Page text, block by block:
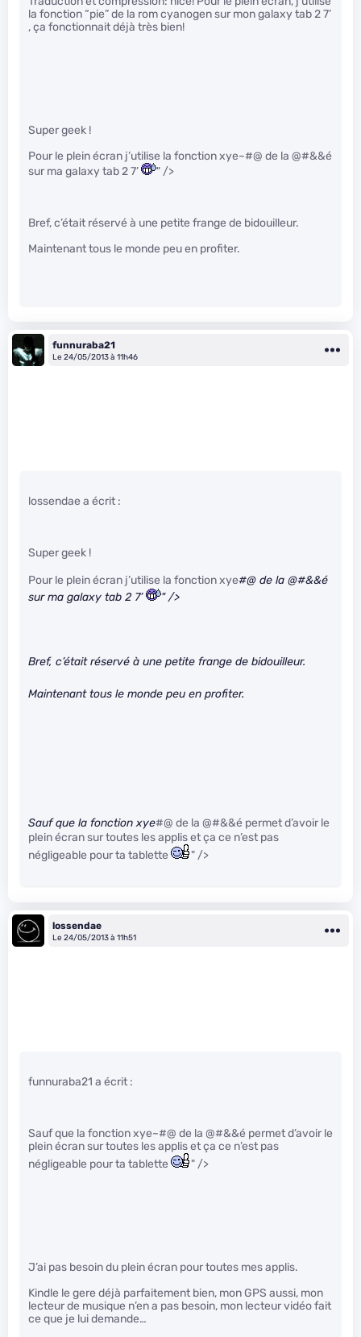
la fonction “pie” de la rom cyanogen sur mon galaxy tab 2 7’
, ça fonctionnait déjà très bien!
Super geek !
Pour le plein écran j’utilise la fonction xye~#@ de la @#&&é
sur ma galaxy tab 2 7’
" />
Bref, c’était réservé à une petite frange de bidouilleur.
Maintenant tous le monde peu en profiter.
funnuraba21
Le 24/05/2013 à 11h46
lossendae a écrit :
Super geek !
Pour le plein écran j’utilise la fonction xye#@ de la @#&&é
sur ma galaxy tab 2 7’
" />
Bref, c’était réservé à une petite frange de bidouilleur.
Maintenant tous le monde peu en profiter.
Sauf que la fonction xye#@ de la @#&&é permet d’avoir le
plein écran sur toutes les applis et ça ce n’est pas
négligeable pour ta tablette
" />
lossendae
Le 24/05/2013 à 11h51
funnuraba21 a écrit :
Sauf que la fonction xye~#@ de la @#&&é permet d’avoir le
plein écran sur toutes les applis et ça ce n’est pas
négligeable pour ta tablette
" />
J’ai pas besoin du plein écran pour toutes mes applis.
Kindle le gere déjà parfaitement bien, mon GPS aussi, mon
lecteur de musique n’en a pas besoin, mon lecteur vidéo fait
ce que je lui demande…